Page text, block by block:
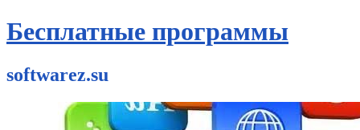
Бесплатные программы
softwarez.su